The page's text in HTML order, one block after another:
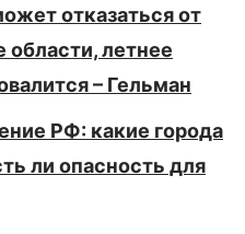
отказаться от
области, летнее
– Гельман
РФ: какие города
ли опасность для